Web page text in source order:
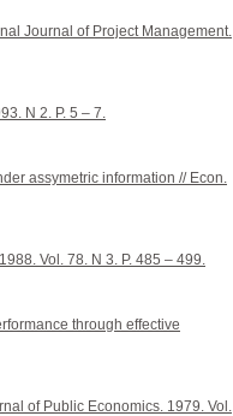
Journal of Project Management.
N 2. P. 5 – 7.
assymetric information // Econ.
Vol. 78. N 3. P. 485 – 499.
through effective
of Public Economics. 1979. Vol.